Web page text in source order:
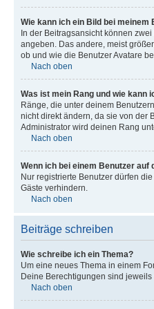
Wie kann ich ein Bild bei meinem
In der Beitragsansicht können
angeben. Das andere, meist
ob und wie die Benutzer Avatare
Nach oben
Was ist mein Rang und wie kann
Ränge, die unter deinem
nicht direkt ändern, da sie von der
Administrator wird deinen Rang
Nach oben
Wenn ich bei einem Benutzer
Nur registrierte Benutzer dürfen
Gäste verhindern.
Nach oben
Beiträge schreiben
Wie schreibe ich ein Thema?
Um eine neues Thema in einem
Deine Berechtigungen sind jeweils
Nach oben